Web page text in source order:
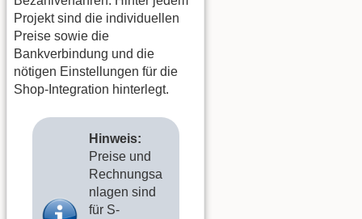
Projekt sind die individuellen
Preise sowie die
Bankverbindung und die
nötigen Einstellungen für die
Shop-Integration hinterlegt.
Hinweis:
Preise und
Rechnungsa
nlagen sind
für S-